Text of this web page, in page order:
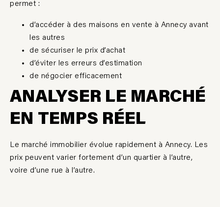
permet :
d’accéder à des maisons en vente à Annecy avant
les autres
de sécuriser le prix d’achat
d’éviter les erreurs d’estimation
de négocier efficacement
ANALYSER LE MARCHÉ
EN TEMPS RÉEL
Le marché immobilier évolue rapidement à Annecy. Les
prix peuvent varier fortement d’un quartier à l’autre,
voire d’une rue à l’autre.